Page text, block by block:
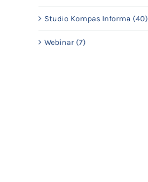
Studio Kompas Informa (40)
Webinar (7)